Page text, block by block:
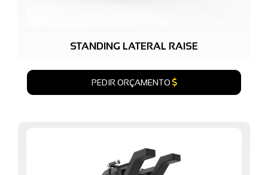
STANDING LATERAL RAISE
PEDIR ORÇAMENTO